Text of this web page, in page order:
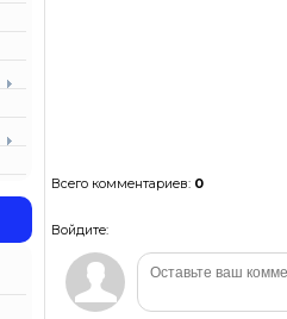
Всего комментариев: 0
Войдите: